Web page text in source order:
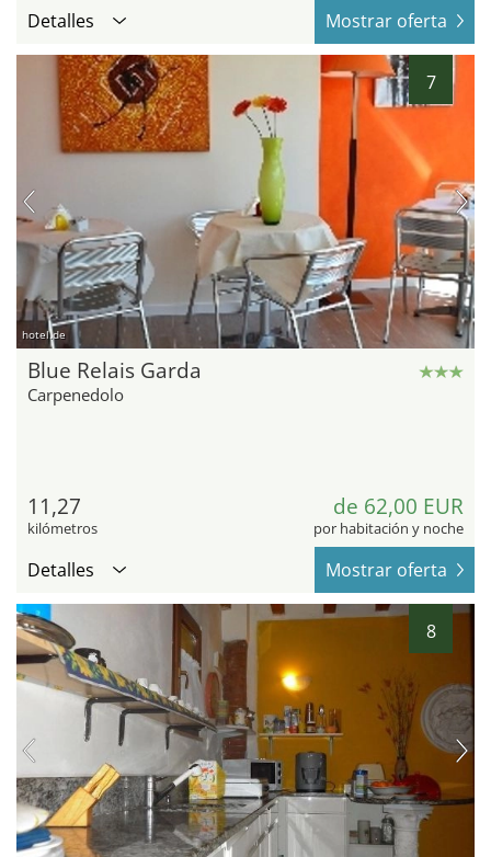
Detalles Mostrar oferta
7
hotel.de
Blue Relais Garda
Carpenedolo
11,27
kilómetros
de 62,00 EUR
por habitación y noche
Detalles Mostrar oferta
8